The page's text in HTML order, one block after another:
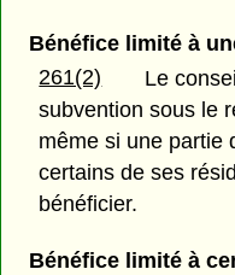
Bénéfice limité à
261(2)
Le
subvention sous le
même si une partie
certains de ses
bénéficier.
Bénéfice limité à